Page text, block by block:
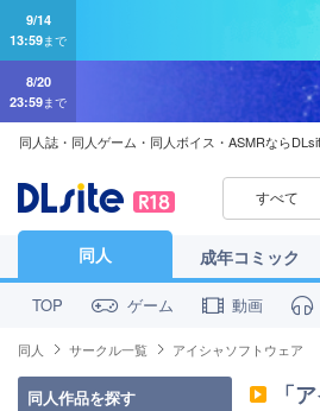
9/14
13:59まで
8/20
23:59まで
同人誌・同人ゲーム・同人ボイス・ASMRなら
すべて
同人 成年コミック
TOP ゲーム 動画
同人 サークル一覧 アイシャソフトウェア
「
同人作品を探す